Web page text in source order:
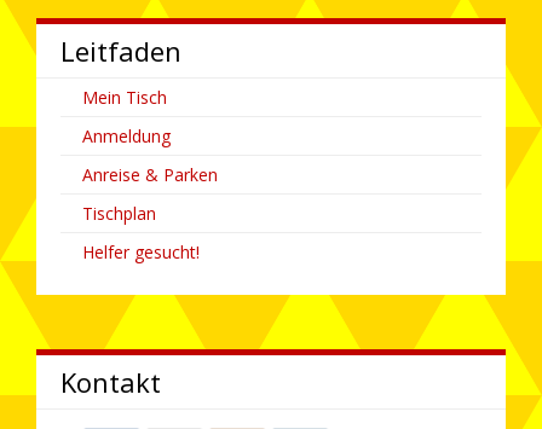
Leitfaden
Mein Tisch
Anmeldung
Anreise & Parken
Tischplan
Helfer gesucht!
Kontakt